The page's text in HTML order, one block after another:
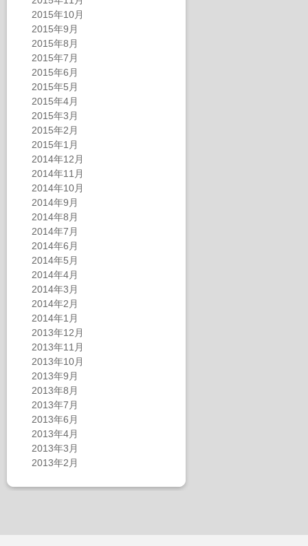
2015年10月
2015年9月
2015年8月
2015年7月
2015年6月
2015年5月
2015年4月
2015年3月
2015年2月
2015年1月
2014年12月
2014年11月
2014年10月
2014年9月
2014年8月
2014年7月
2014年6月
2014年5月
2014年4月
2014年3月
2014年2月
2014年1月
2013年12月
2013年11月
2013年10月
2013年9月
2013年8月
2013年7月
2013年6月
2013年4月
2013年3月
2013年2月